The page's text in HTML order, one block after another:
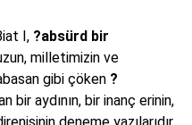
I, ?absürd bir
milletimizin ve
gibi çöken ?
bir aydının, bir inanç erinin,